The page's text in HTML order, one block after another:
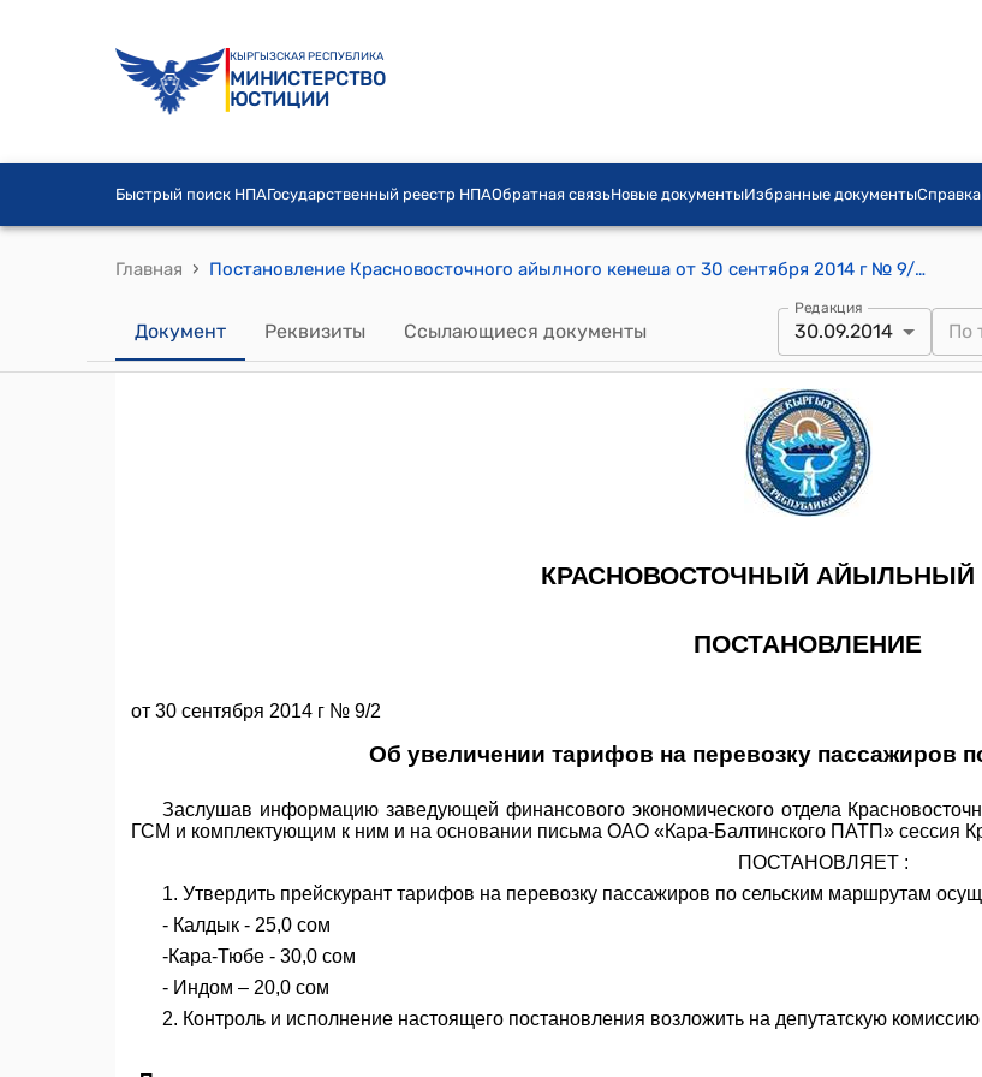
КЫРГЫЗСКАЯ РЕСПУБЛИКА
МИНИСТЕРСТВО
ЮСТИЦИИ
Быстрый поиск НПАГосударственный реестр НПАОбратная связьНовые документыИзбранные документыСправка
Главная › Постановление Красновосточного айылного кенеша от 30 сентября 2014 г № 9/2 "Об увеличении тарифов на перевозку пассажиров по сельским маршрутам"
Документ Реквизиты Ссылающиеся документы
Редакция
30.09.2014